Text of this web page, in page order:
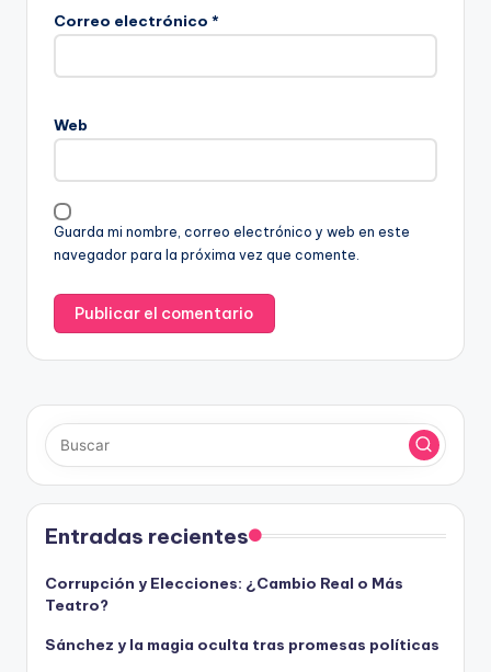
Correo electrónico *
Web
Guarda mi nombre, correo electrónico y web en este
navegador para la próxima vez que comente.
Entradas recientes
Corrupción y Elecciones: ¿Cambio Real o Más
Teatro?
Sánchez y la magia oculta tras promesas políticas